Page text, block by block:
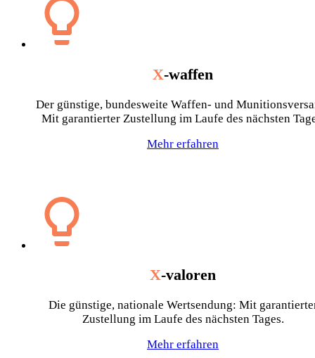
X-waffen
Der günstige, bundesweite Waffen- und
Mit garantierter Zustellung im Laufe des nächsten
Mehr erfahren
X-valoren
Die günstige, nationale Wertsendung: Mit
Zustellung im Laufe des nächsten Tages.
Mehr erfahren